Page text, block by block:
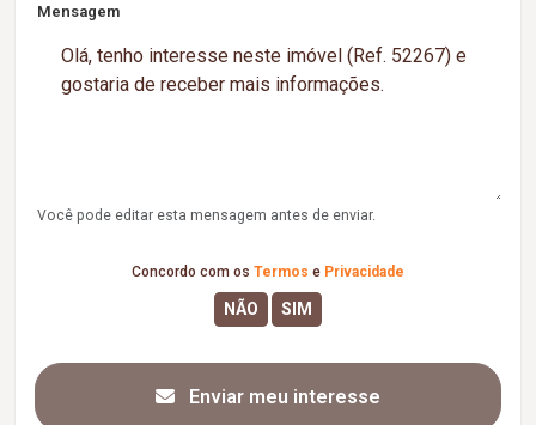
Mensagem
Você pode editar esta mensagem antes de enviar.
Concordo com os Termos e Privacidade
Enviar meu interesse